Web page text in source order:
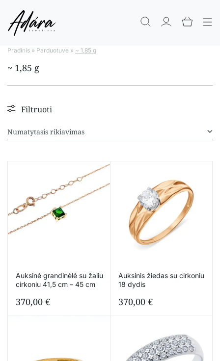
Pradinis » Parduotuve » ~ 1,85 g
~ 1,85 g
Filtruoti
Auksinė grandinėlė su žaliu
cirkoniu 41,5 cm – 45 cm
370,00 €
Auksinis žiedas su cirkoniu
18 dydis
370,00 €